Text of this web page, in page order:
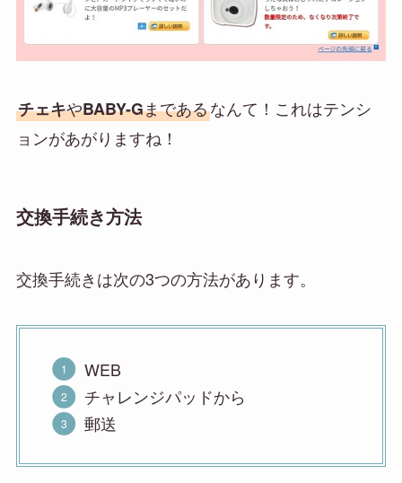
チェキやBABY-Gまであるなんて！これはテンシ
ョンがあがりますね！
交換手続き方法
交換手続きは次の3つの方法があります。
WEB
チャレンジパッドから
郵送